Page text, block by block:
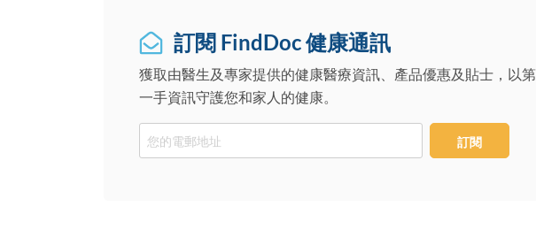
訂閱 FindDoc 健康通訊
獲取由醫生及專家提供的健康醫療資訊、產品優惠及貼士，以第
一手資訊守護您和家人的健康。
Email
訂閱